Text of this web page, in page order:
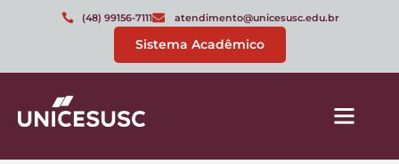
(48) 99156-7111 atendimento@unicesusc.edu.br
Sistema Acadêmico